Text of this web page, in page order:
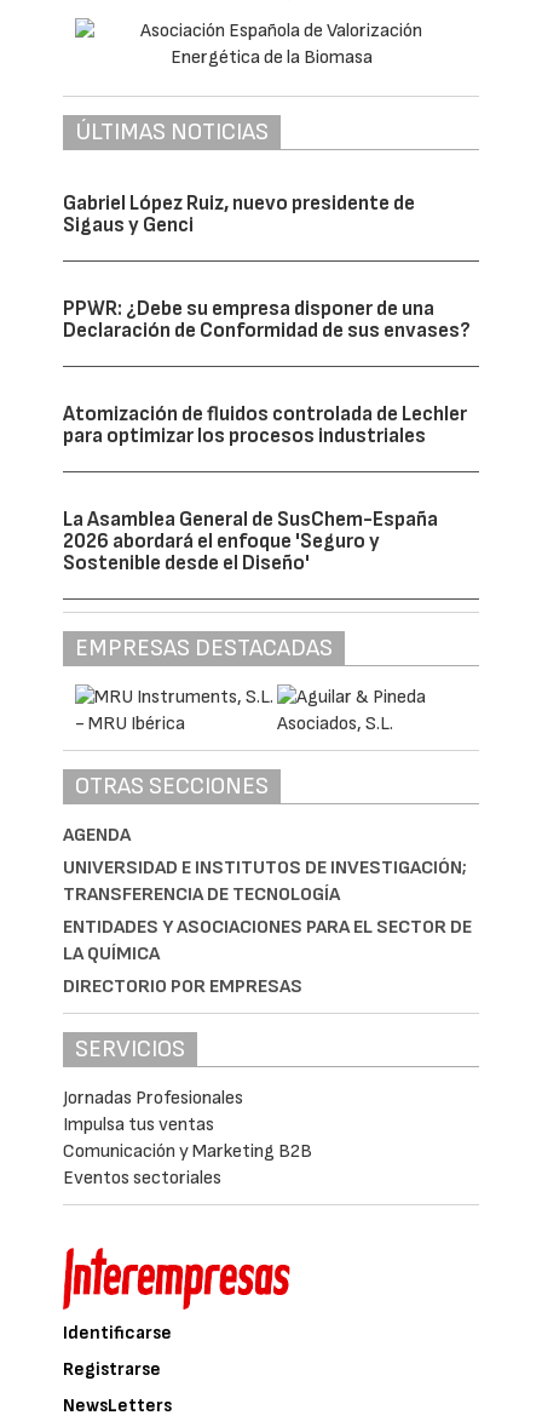
ÚLTIMAS NOTICIAS
Gabriel López Ruiz, nuevo presidente de
Sigaus y Genci
PPWR: ¿Debe su empresa disponer de una
Declaración de Conformidad de sus envases?
Atomización de fluidos controlada de Lechler
para optimizar los procesos industriales
La Asamblea General de SusChem-España
2026 abordará el enfoque 'Seguro y
Sostenible desde el Diseño'
EMPRESAS DESTACADAS
OTRAS SECCIONES
AGENDA
UNIVERSIDAD E INSTITUTOS DE INVESTIGACIÓN;
TRANSFERENCIA DE TECNOLOGÍA
ENTIDADES Y ASOCIACIONES PARA EL SECTOR DE
LA QUÍMICA
DIRECTORIO POR EMPRESAS
SERVICIOS
Jornadas Profesionales
Impulsa tus ventas
Comunicación y Marketing B2B
Eventos sectoriales
Identificarse
Registrarse
NewsLetters